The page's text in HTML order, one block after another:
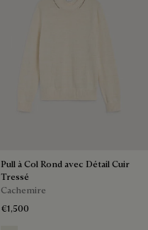
Pull à Col Rond avec Détail Cuir
Tressé
Cachemire
€1,500